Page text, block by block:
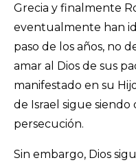
Grecia y finalmente
eventualmente han
paso de los años, no
amar al Dios de sus
manifestado en su
de Israel sigue siendo
persecución.
Sin embargo, Dios